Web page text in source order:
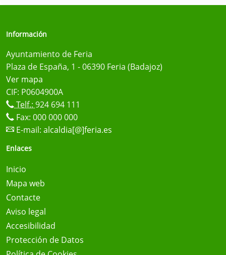
Información
Ayuntamiento de Feria
Plaza de España, 1 - 06390 Feria (Badajoz)
Ver mapa
CIF: P0604900A
Telf.: 924 694 111
Fax: 000 000 000
E-mail: alcaldia[@]feria.es
Enlaces
Inicio
Mapa web
Contacte
Aviso legal
Accesibilidad
Protección de Datos